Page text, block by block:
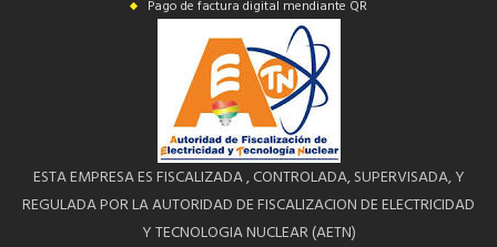
Pago de factura digital mendiante QR
ESTA EMPRESA ES FISCALIZADA , CONTROLADA, SUPERVISADA, Y
REGULADA POR LA AUTORIDAD DE FISCALIZACION DE ELECTRICIDAD
Y TECNOLOGIA NUCLEAR (AETN)